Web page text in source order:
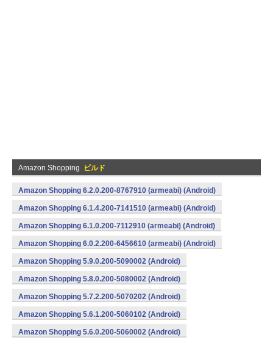
Amazon Shopping ビルド
Amazon Shopping 6.2.0.200-8767910 (armeabi) (Android)
Amazon Shopping 6.1.4.200-7141510 (armeabi) (Android)
Amazon Shopping 6.1.0.200-7112910 (armeabi) (Android)
Amazon Shopping 6.0.2.200-6456610 (armeabi) (Android)
Amazon Shopping 5.9.0.200-5090002 (Android)
Amazon Shopping 5.8.0.200-5080002 (Android)
Amazon Shopping 5.7.2.200-5070202 (Android)
Amazon Shopping 5.6.1.200-5060102 (Android)
Amazon Shopping 5.6.0.200-5060002 (Android)